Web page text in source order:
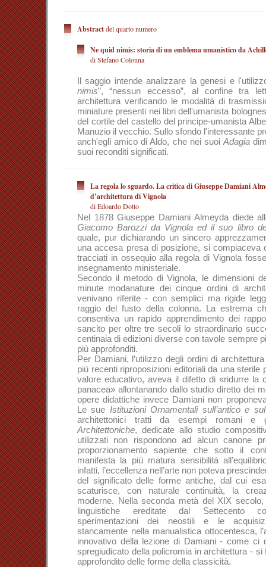
Abstractdel quarto numero
Ne quid nimis: storia di un emblema umanistico da
di Stefano Colonna
Il saggio intende analizzare la genesi e
nimis”, “nessun eccesso”, al confine tra
architettura verificando le modalità di
miniature presenti nei libri dell'umanista
del cortile del castello del principe-umanista
Manuzio il vecchio. Sullo sfondo l'interessante
anch'egli amico di Aldo, che nei suoi Adagia
suoi reconditi significati.
La regola lo sguardo. La critica di Giuseppe Damiani
d’architettura di Vignola
di Edoardo Dotto
Nel 1878 Giuseppe Damiani Almeyda diede
Giacomo Barozzi da Vignola ed il suo libro
quale, pur dichiarando un sincero
una accesa presa di posizione, si compiaceva
tracciati in ossequio alla regola di Vignola
insegnamento ministeriale.
Secondo il metodo di Vignola, le dimensioni
minute modanature dei cinque ordini di
venivano riferite - con semplici ma rigide
raggio del fusto della colonna. La estrema
consentiva un rapido apprendimento dei
sancito per oltre tre secoli lo straordinario
centinaia di edizioni diverse con tavole sempre
più approfonditi.
Per Damiani, l’utilizzo degli ordini di
più recenti riproposizioni editoriali da una sterile
valore educativo, aveva il difetto di «ridurre la
panacea» allontanando dallo studio diretto dei
opere didattiche invece Damiani non
Le sue Istituzioni Ornamentali sull’antico e
architettonici tratti da esempi romani
Architettoniche, dedicate allo studio
utilizzati non rispondono ad alcun canone
proporzionamento sapiente che sotto il
manifesta la più matura sensibilità
infatti, l’eccellenza nell’arte non poteva
del significato delle forme antiche, dal cui
scaturisce, con naturale continuità, la
moderne. Nella seconda metà del XIX
linguistiche ereditate dal Settecento
sperimentazioni dei neostili e le
stancamente nella manualistica ottocentesca,
innovativo della lezione di Damiani - come ci
spregiudicato della policromia in architettura -
approfondito delle forme della classicità.